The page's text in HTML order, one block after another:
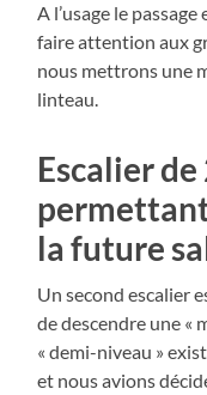
A l’usage le
faire attention aux
nous mettrons une
linteau.
Escalier
la future
Un second escalier
de descendre une «
« demi-niveau »
et nous avions